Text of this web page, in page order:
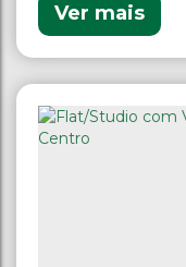
Ver mais